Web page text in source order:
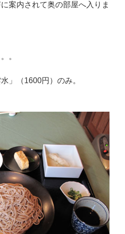
案内されて奥の部屋へ入りま
。
」（1600円）のみ。